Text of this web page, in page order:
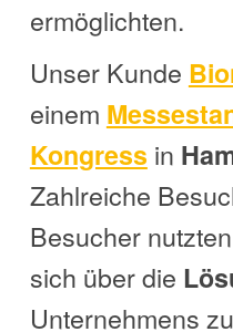
ermöglichten.
Unser Kunde
einem
Kongress in
Zahlreiche
Besucher
sich über die
Unternehmens